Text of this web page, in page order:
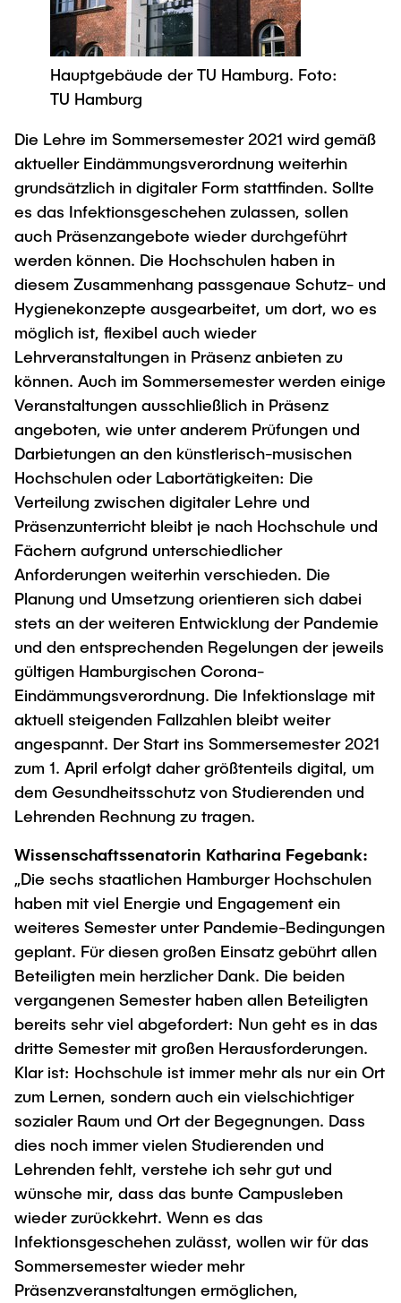
Newsroom
Press Release
Flyers and brochures
University magazine spektrum
Events
Merchandise-Shop
Working at TU Hamburg
Job opportunities
Faculty recruiting
Information for new employees
Internal Information
Advice and contact
New@tuhh
Around student life
study organization
AI in Education
After Graduation
Alumni
Career Center
Graduate Academy
Doctoral Degrees
Continuing Education
UNU HUB "Engineering to Face Climate
Change"
Research Funding
Early Career Research Support
Good Scientific Practice
Future Lectures
Team
Research & Transfer News
Interdisciplinary Workshop of the FSP
"Biobased Processes and Reactor
Technologies"
Process Engineering
Study programs
Research and Institutes
News
Study programs
Research and Institutes
Management Sciences and Technology
Study Programs
Research and Institutes
Mechanical Engineering
Study programs
Research and institutes
Joint School of Multidisciplinary Studies
Institutes
Overview
Exchange students
Intercultural Hub
International Scholars & Guests
Partnerships and Strategy
Study Exchange Partnerships
How to establish partnerships
Strategy
ECIU University
Contacts & International Team
Hauptgebäude der TU Hamburg. Foto:
TU Hamburg
Die Lehre im Sommersemester 2021 wird gemäß
aktueller Eindämmungsverordnung weiterhin
grundsätzlich in digitaler Form stattfinden. Sollte
es das Infektionsgeschehen zulassen, sollen
auch Präsenzangebote wieder durchgeführt
werden können. Die Hochschulen haben in
diesem Zusammenhang passgenaue Schutz- und
Hygienekonzepte ausgearbeitet, um dort, wo es
möglich ist, flexibel auch wieder
Lehrveranstaltungen in Präsenz anbieten zu
können. Auch im Sommersemester werden einige
Veranstaltungen ausschließlich in Präsenz
angeboten, wie unter anderem Prüfungen und
Darbietungen an den künstlerisch-musischen
Hochschulen oder Labortätigkeiten: Die
Verteilung zwischen digitaler Lehre und
Präsenzunterricht bleibt je nach Hochschule und
Fächern aufgrund unterschiedlicher
Anforderungen weiterhin verschieden. Die
Planung und Umsetzung orientieren sich dabei
stets an der weiteren Entwicklung der Pandemie
und den entsprechenden Regelungen der jeweils
gültigen Hamburgischen Corona-
Eindämmungsverordnung. Die Infektionslage mit
aktuell steigenden Fallzahlen bleibt weiter
angespannt. Der Start ins Sommersemester 2021
zum 1. April erfolgt daher größtenteils digital, um
dem Gesundheitsschutz von Studierenden und
Lehrenden Rechnung zu tragen.
Wissenschaftssenatorin Katharina Fegebank:
„Die sechs staatlichen Hamburger Hochschulen
haben mit viel Energie und Engagement ein
weiteres Semester unter Pandemie-Bedingungen
geplant. Für diesen großen Einsatz gebührt allen
Beteiligten mein herzlicher Dank. Die beiden
vergangenen Semester haben allen Beteiligten
bereits sehr viel abgefordert: Nun geht es in das
dritte Semester mit großen Herausforderungen.
Klar ist: Hochschule ist immer mehr als nur ein Ort
zum Lernen, sondern auch ein vielschichtiger
sozialer Raum und Ort der Begegnungen. Dass
dies noch immer vielen Studierenden und
Lehrenden fehlt, verstehe ich sehr gut und
wünsche mir, dass das bunte Campusleben
wieder zurückkehrt. Wenn es das
Infektionsgeschehen zulässt, wollen wir für das
Sommersemester wieder mehr
Präsenzveranstaltungen ermöglichen,